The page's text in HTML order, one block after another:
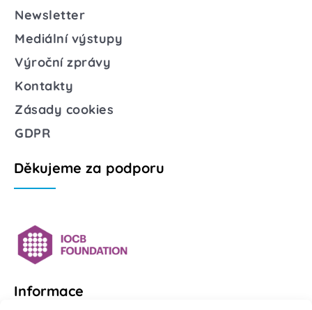
Newsletter
Mediální výstupy
Výroční zprávy
Kontakty
Zásady cookies
GDPR
Děkujeme za podporu
Informace